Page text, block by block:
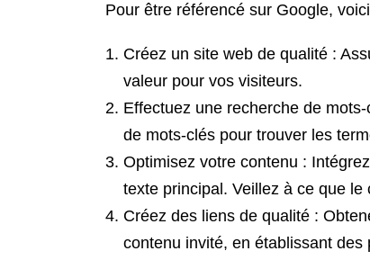
Pour être référencé sur Google,
Créez un site web de qualité :
valeur pour vos visiteurs.
Effectuez une recherche de
de mots-clés pour trouver les
Optimisez votre contenu :
texte principal. Veillez à ce que
Créez des liens de qualité :
contenu invité, en établissant